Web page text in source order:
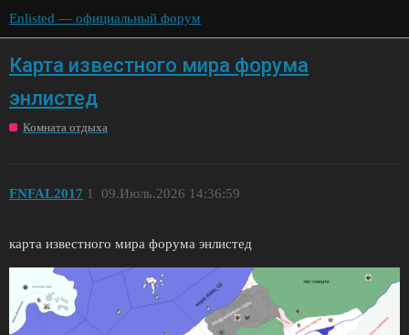
Enlisted — официальный форум
Карта известного мира форума
энлистед
Комната отдыха
FNFAL2017 09.Июль.2026 14:36:59
1
карта известного мира форума энлистед